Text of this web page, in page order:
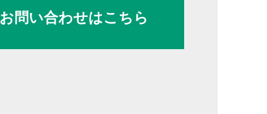
お問い合わせはこちら